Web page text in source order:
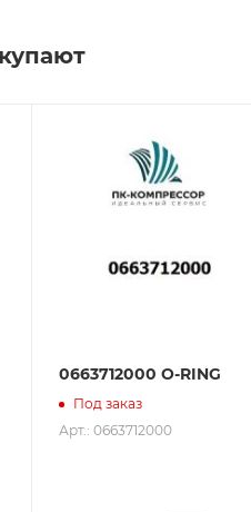
на всех этапах
0663712000 O-RING
Под заказ
Арт.: 0663712000